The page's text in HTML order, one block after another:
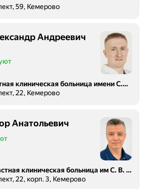
59, Кемерово
Андреевич
Кузбасская областная клиническая больница имени С.В. Беляева, поликлиника
22, Кемерово
Анатольевич
Кемеровская областная клиническая больница им С. В. Беляева, отделение ультразвуковой диагностики
22, корп. 3, Кемерово